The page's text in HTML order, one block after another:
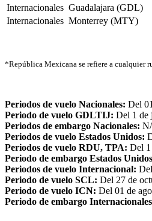
Internacionales Guadalajara (GDL)
Internacionales Monterrey (MTY)
*República Mexicana se refiere a cualquier
Periodos de vuelo Nacionales: Del
Periodo de vuelo GDLTIJ: Del 1 de
Periodos de embargo Nacionales:
Periodos de vuelo Estados Unidos:
Periodos de vuelo RDU, TPA: Del 1
Periodo de embargo Estados
Periodos de vuelo Internacional:
Periodo de vuelo SCL: Del 27 de
Periodo de vuelo ICN: Del 01 de
Periodo de embargo